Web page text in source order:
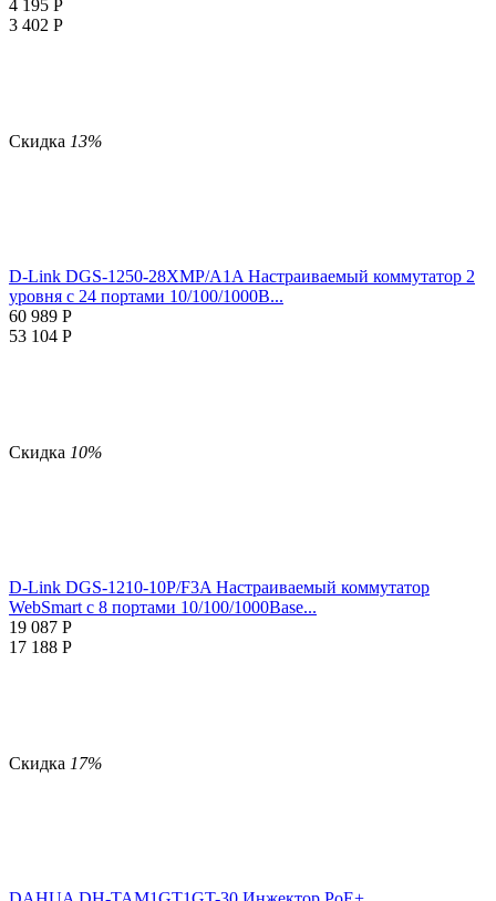
4 195 Р
3 402 Р
Скидка 13%
D-Link DGS-1250-28XMP/A1A Настраиваемый коммутатор 2
уровня с 24 портами 10/100/1000B...
60 989 Р
53 104 Р
Скидка 10%
D-Link DGS-1210-10P/F3A Настраиваемый коммутатор
WebSmart с 8 портами 10/100/1000Base...
19 087 Р
17 188 Р
Скидка 17%